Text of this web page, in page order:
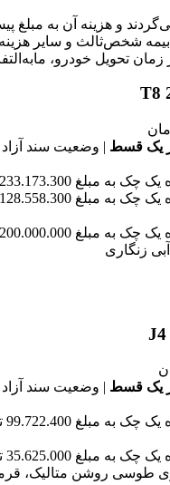
و هزینه آن به
زمان تحویل خودرو،
یک قسط | وضعیت سند آزاد
زنگاری
یک قسط | وضعیت سند آزاد
طوسی روشن متالیک،